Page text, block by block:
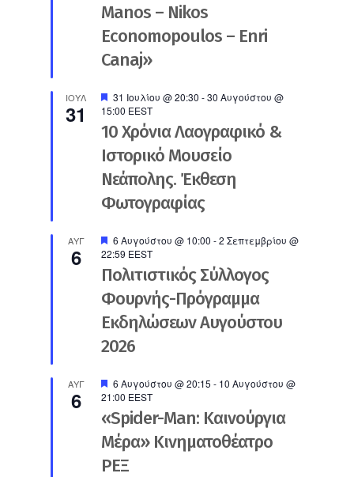
Manos – Nikos
Economopoulos – Enri
Canaj»
ΙΟΎΛ
31
Προτεινόμενο
31 Ιουλίου @ 20:30 -30 Αυγούστου @
15:00 EEST
10 Χρόνια Λαογραφικό &
Ιστορικό Μουσείο
Νεάπολης. Έκθεση
Φωτογραφίας
ΑΥΓ
6
Προτεινόμενο
6 Αυγούστου @ 10:00 -2 Σεπτεμβρίου @
22:59 EEST
Πολιτιστικός Σύλλογος
Φουρνής-Πρόγραμμα
Εκδηλώσεων Αυγούστου
2026
ΑΥΓ
6
Προτεινόμενο
6 Αυγούστου @ 20:15 - 10 Αυγούστου @
21:00 EEST
«Spider-Man: Καινούργια
Μέρα» Κινηματοθέατρο
ΡΕΞ